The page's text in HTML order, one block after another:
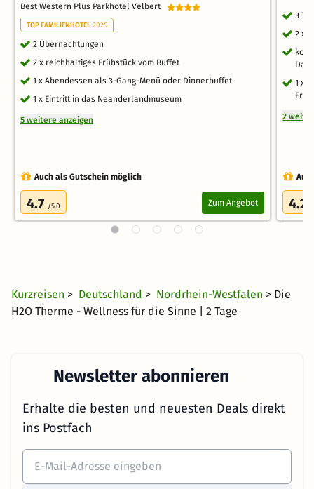
Best Western Plus Parkhotel Velbert
TOP FAMILIENHOTEL 2025
2 Übernachtungen
2 x reichhaltiges Frühstück vom Buffet
1 x Abendessen als 3-Gang-Menü oder Dinnerbuffet
1 x Eintritt in das Neanderlandmuseum
5 weitere anzeigen
Auch als Gutschein möglich
4.7 /5.0 Zum Angebot
3
2 x
1 x
2
4.2
Kurzreisen > Deutschland > Nordrhein-Westfalen > Die
H2O Therme - Wellness für die Sinne | 2 Tage
Newsletter abonnieren
Erhalte die besten und neuesten Deals direkt
ins Postfach